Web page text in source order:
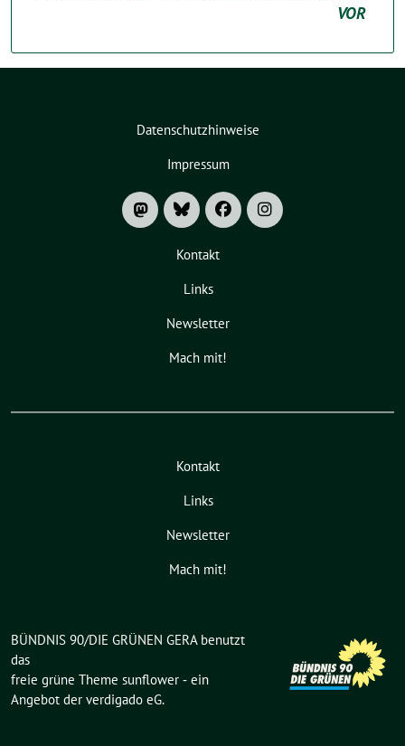
VOR
Datenschutzhinweise
Impressum
Kontakt
Links
Newsletter
Mach mit!
Kontakt
Links
Newsletter
Mach mit!
BÜNDNIS 90/DIE GRÜNEN GERA benutzt
das
freie grüne Theme sunflower ‐ ein
Angebot der verdigado eG.